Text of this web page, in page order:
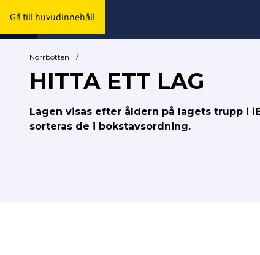
Gå till huvudinnehåll
Norrbotten /
HITTA ETT LAG
Lagen visas efter åldern på lagets trupp i
sorteras de i bokstavsordning.